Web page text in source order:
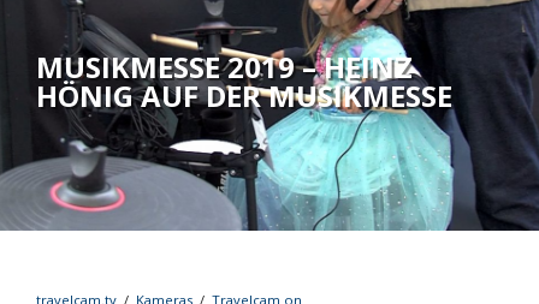
MUSIKMESSE 2019 – HEINZ
HÖNIG AUF DER MUSIKMESSE
travelcam.tv / Kameras / Travelcam on